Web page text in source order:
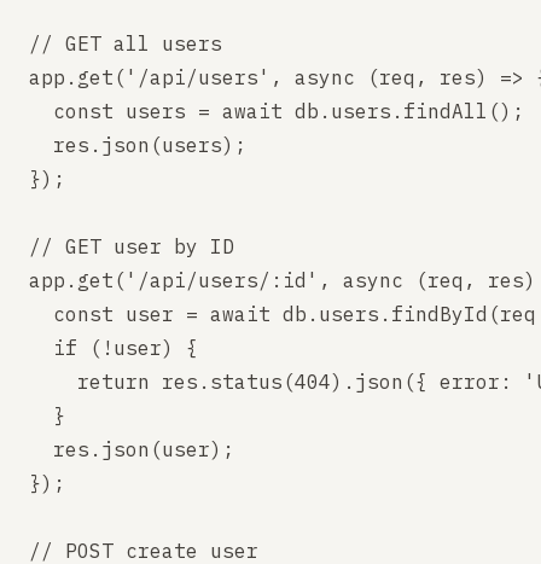
// GET all users
app.get('/api/users', async (req, res) =>
  const users = await db.users.findAll();
  res.json(users);
});
// GET user by ID
app.get('/api/users/:id', async (req,
const user = await
  if (!user) {
return res.status(404).json({ error:
  }
  res.json(user);
});
// POST create user